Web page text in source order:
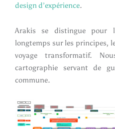
design d’expérience.
Arakis se distingue pour
longtemps sur les principes,
voyage transformatif.
cartographie servant de
commune.